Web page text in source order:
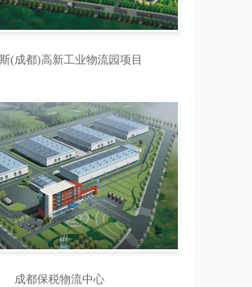
(成都)高新工业物流园项目
成都保税物流中心